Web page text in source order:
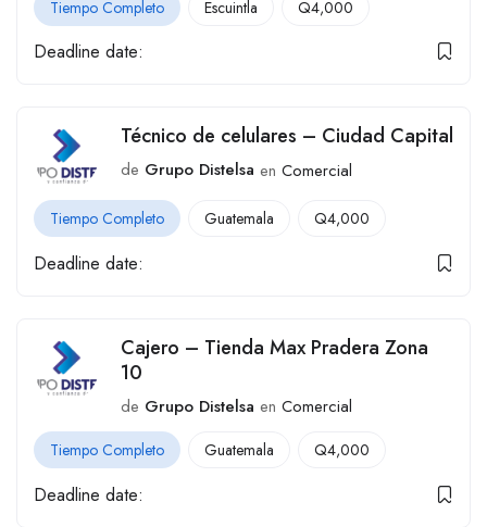
Tiempo Completo Escuintla Q4,000
Deadline date:
Técnico de celulares – Ciudad Capital
de Grupo Distelsa en Comercial
Tiempo Completo Guatemala Q4,000
Deadline date:
Cajero – Tienda Max Pradera Zona
10
de Grupo Distelsa en Comercial
Tiempo Completo Guatemala Q4,000
Deadline date: